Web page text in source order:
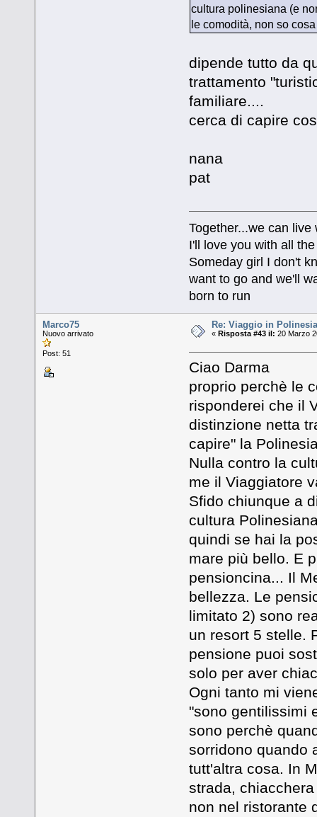
cultura polinesiana (e
le comodità, non so
dipende tutto da
trattamento
familiare....
cerca di capire
nana
pat
Together...we can live
I'll love you with all
Someday girl I don't
want to go and we'll
born to run
Marco75
Nuovo arrivato
Post: 51
Re: Viaggio in
«Risposta #43 il: 20 Marzo
Ciao Darma
proprio perchè le
risponderei che il
distinzione netta
capire" la
Nulla contro la
me il Viaggiatore
Sfido chiunque a
cultura
quindi se hai la
mare più bello. E
pensioncina... Il
bellezza. Le
limitato 2) sono
un resort 5 stelle.
pensione puoi
solo per aver
Ogni tanto mi
"sono gentilissimi
sono perchè
sorridono quando
tutt'altra cosa. In
strada,
non nel ristorante